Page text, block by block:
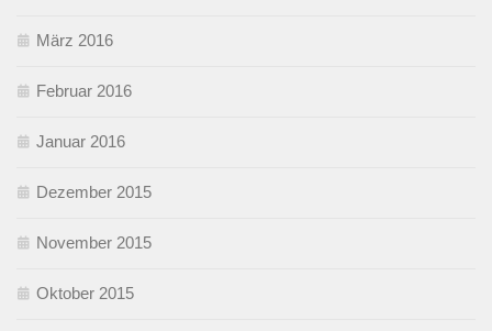
März 2016
Februar 2016
Januar 2016
Dezember 2015
November 2015
Oktober 2015